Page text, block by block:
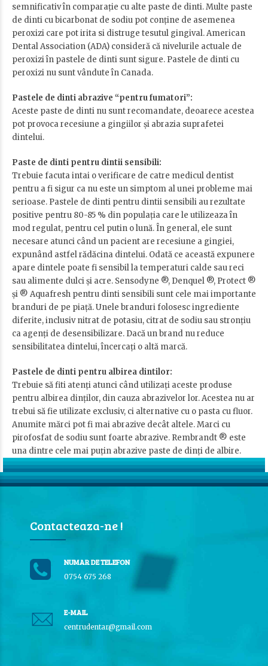
semnificativ în comparație cu alte paste de dinti. Multe paste
de dinti cu bicarbonat de sodiu pot conține de asemenea
peroxizi care pot irita si distruge tesutul gingival. American
Dental Association (ADA) consideră că nivelurile actuale de
peroxizi în pastele de dinti sunt sigure. Pastele de dinti cu
peroxizi nu sunt vândute în Canada.
Pastele de dinti abrazive “pentru fumatori”:
Aceste paste de dinti nu sunt recomandate, deoarece acestea
pot provoca recesiune a gingiilor și abrazia suprafetei
dintelui.
Paste de dinti pentru dintii sensibili:
Trebuie facuta intai o verificare de catre medicul dentist
pentru a fi sigur ca nu este un simptom al unei probleme mai
serioase. Pastele de dinti pentru dintii sensibili au rezultate
positive pentru 80-85 % din populația care le utilizeaza în
mod regulat, pentru cel putin o lună. În general, ele sunt
necesare atunci când un pacient are recesiune a gingiei,
expunând astfel rădăcina dintelui. Odată ce această expunere
apare dintele poate fi sensibil la temperaturi calde sau reci
sau alimente dulci și acre. Sensodyne ®, Denquel ®, Protect ®
și ® Aquafresh pentru dinti sensibili sunt cele mai importante
branduri de pe piață. Unele branduri folosesc ingrediente
diferite, inclusiv nitrat de potasiu, citrat de sodiu sau stronțiu
ca agenți de desensibilizare. Dacă un brand nu reduce
sensibilitatea dintelui, încercați o altă marcă.
Pastele de dinti pentru albirea dintilor:
Trebuie să fiti atenți atunci când utilizați aceste produse
pentru albirea dinților, din cauza abrazivelor lor. Acestea nu ar
trebui să fie utilizate exclusiv, ci alternative cu o pasta cu fluor.
Anumite mărci pot fi mai abrazive decât altele. Marci cu
pirofosfat de sodiu sunt foarte abrazive. Rembrandt ® este
una dintre cele mai puțin abrazive paste de dinți de albire.
Contacteaza-ne !
NUMAR DE TELEFON
0754 675 268
E-MAIL
centrudentar@gmail.com